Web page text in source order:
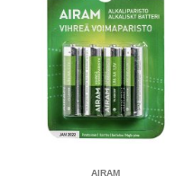
AIRAM